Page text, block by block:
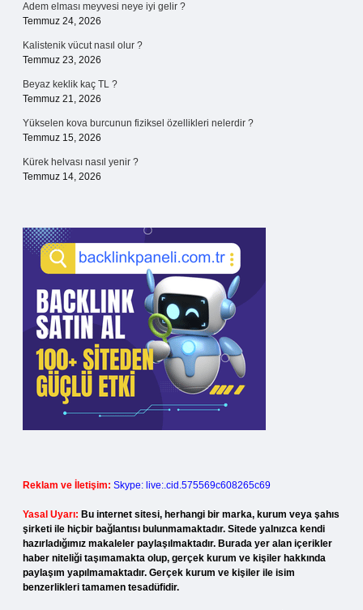
Adem elması meyvesi neye iyi gelir ?
Temmuz 24, 2026
Kalistenik vücut nasıl olur ?
Temmuz 23, 2026
Beyaz keklik kaç TL ?
Temmuz 21, 2026
Yükselen kova burcunun fiziksel özellikleri nelerdir ?
Temmuz 15, 2026
Kürek helvası nasıl yenir ?
Temmuz 14, 2026
Reklam ve İletişim: Skype: live:.cid.575569c608265c69
Yasal Uyarı: Bu internet sitesi, herhangi bir marka, kurum veya şahıs
şirketi ile hiçbir bağlantısı bulunmamaktadır. Sitede yalnızca kendi
hazırladığımız makaleler paylaşılmaktadır. Burada yer alan içerikler
haber niteliği taşımamakta olup, gerçek kurum ve kişiler hakkında
paylaşım yapılmamaktadır. Gerçek kurum ve kişiler ile isim
benzerlikleri tamamen tesadüfidir.